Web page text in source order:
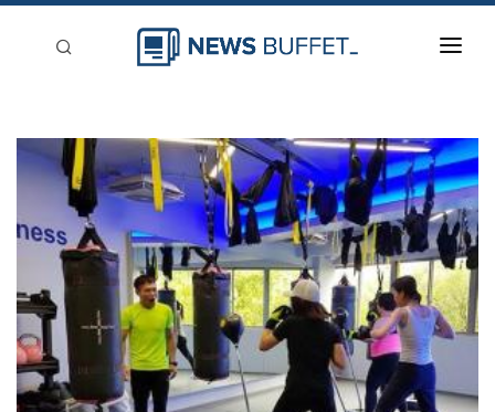
新聞稿分類
登入
刊登